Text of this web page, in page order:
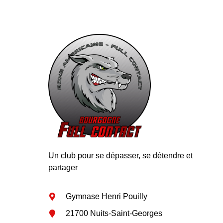
Un club pour se dépasser, se détendre et
partager
Gymnase Henri Pouilly
21700 Nuits-Saint-Georges